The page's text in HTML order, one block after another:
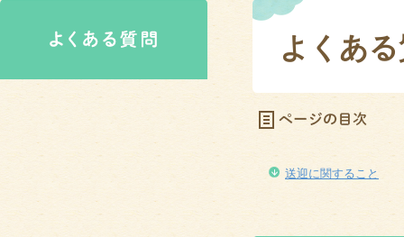
よくあ
送迎に関すること